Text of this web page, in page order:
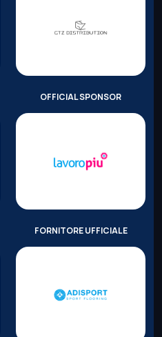
OFFICIAL SPONSOR
FORNITORE UFFICIALE